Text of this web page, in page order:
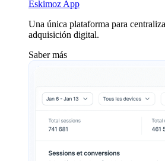
Eskimoz App
Una única plataforma para
adquisición digital.
Saber más